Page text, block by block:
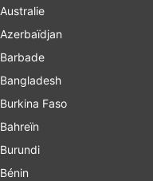
Australie
Azerbaïdjan
Barbade
Bangladesh
Burkina Faso
Bahreïn
Burundi
Bénin